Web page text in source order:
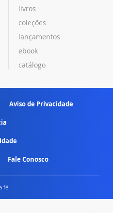
livros
coleções
lançamentos
ebook
catálogo
Aviso de Privacidade
Fale Conosco
fé.